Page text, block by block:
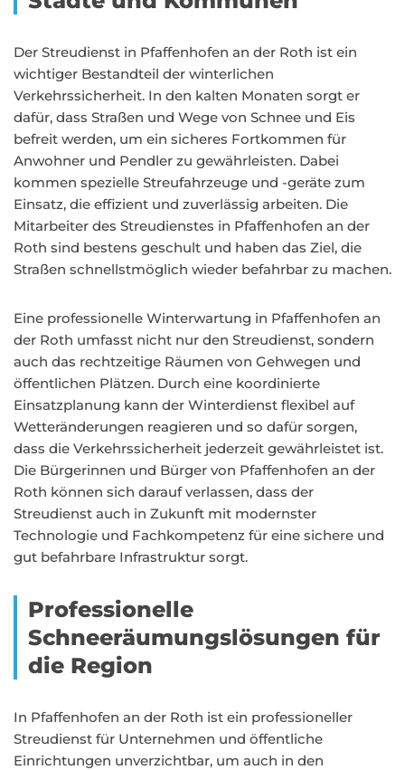
Der Streudienst in Pfaffenhofen an der Roth ist ein
wichtiger Bestandteil der winterlichen
Verkehrssicherheit. In den kalten Monaten sorgt er
dafür, dass Straßen und Wege von Schnee und Eis
befreit werden, um ein sicheres Fortkommen für
Anwohner und Pendler zu gewährleisten. Dabei
kommen spezielle Streufahrzeuge und -geräte zum
Einsatz, die effizient und zuverlässig arbeiten. Die
Mitarbeiter des Streudienstes in Pfaffenhofen an der
Roth sind bestens geschult und haben das Ziel, die
Straßen schnellstmöglich wieder befahrbar zu machen.
Eine professionelle Winterwartung in Pfaffenhofen an
der Roth umfasst nicht nur den Streudienst, sondern
auch das rechtzeitige Räumen von Gehwegen und
öffentlichen Plätzen. Durch eine koordinierte
Einsatzplanung kann der Winterdienst flexibel auf
Wetteränderungen reagieren und so dafür sorgen,
dass die Verkehrssicherheit jederzeit gewährleistet ist.
Die Bürgerinnen und Bürger von Pfaffenhofen an der
Roth können sich darauf verlassen, dass der
Streudienst auch in Zukunft mit modernster
Technologie und Fachkompetenz für eine sichere und
gut befahrbare Infrastruktur sorgt.
Professionelle
Schneeräumungslösungen für
die Region
In Pfaffenhofen an der Roth ist ein professioneller
Streudienst für Unternehmen und öffentliche
Einrichtungen unverzichtbar, um auch in den